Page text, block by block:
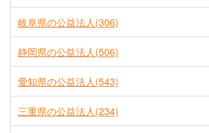
岐阜県の公益法人(306)
静岡県の公益法人(506)
愛知県の公益法人(543)
三重県の公益法人(234)